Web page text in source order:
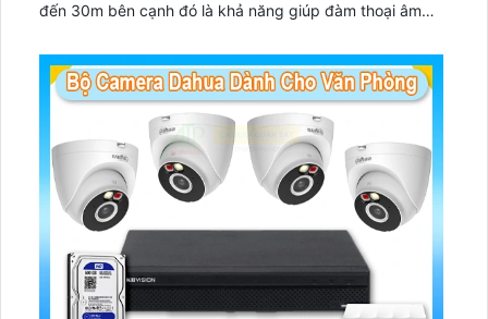
đến 30m bên cạnh đó là khả năng giúp đàm thoại âm
hiện xâm nhập